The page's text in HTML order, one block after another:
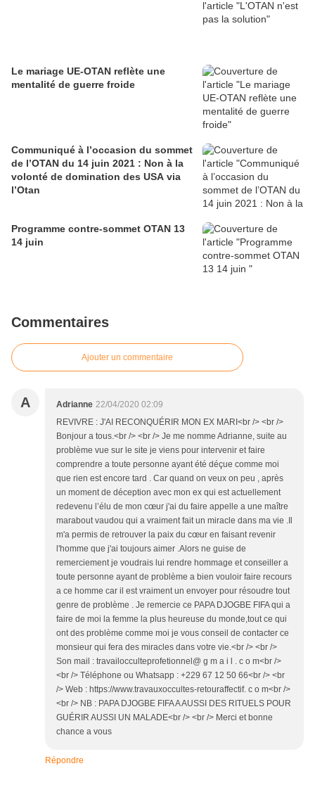
Le mariage UE-OTAN reflète une
mentalité de guerre froide
Communiqué à l’occasion du sommet
de l’OTAN du 14 juin 2021 : Non à la
volonté de domination des USA via
l’Otan
Programme contre-sommet OTAN 13
14 juin
Commentaires
Ajouter un commentaire
A Adrianne 22/04/2020 02:09
REVIVRE : J'AI RECONQUÉRIR MON EX MARI<br /> <br />
Bonjour a tous.<br /> <br /> Je me nomme Adrianne, suite au
problème vue sur le site je viens pour intervenir et faire
comprendre a toute personne ayant été déçue comme moi
que rien est encore tard . Car quand on veux on peu , après
un moment de déception avec mon ex qui est actuellement
redevenu l’élu de mon cœur j'ai du faire appelle a une maître
marabout vaudou qui a vraiment fait un miracle dans ma vie .Il
m'a permis de retrouver la paix du cœur en faisant revenir
l'homme que j'ai toujours aimer .Alors ne guise de
remerciement je voudrais lui rendre hommage et conseiller a
toute personne ayant de problème a bien vouloir faire recours
a ce homme car il est vraiment un envoyer pour résoudre tout
genre de problème . Je remercie ce PAPA DJOGBE FIFA qui a
faire de moi la femme la plus heureuse du monde,tout ce qui
ont des problème comme moi je vous conseil de contacter ce
monsieur qui fera des miracles dans votre vie.<br /> <br />
Son mail : travailocculteprofetionnel@ g m a i l . c o m<br />
<br /> Téléphone ou Whatsapp : +229 67 12 50 66<br /> <br
/> Web : https://www.travauxoccultes-retouraffectif. c o m<br />
<br /> NB : PAPA DJOGBE FIFA A AUSSI DES RITUELS POUR
GUÉRIR AUSSI UN MALADE<br /> <br /> Merci et bonne
chance a vous
Répondre